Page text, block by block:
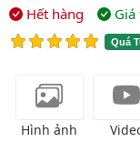
Hết hàng
Quá
Hình ảnh